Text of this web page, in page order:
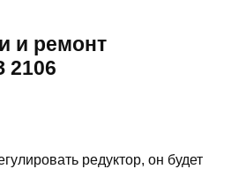
и ремонт
2106
редуктор, он будет